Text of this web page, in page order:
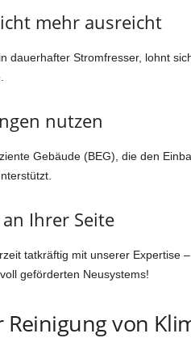
mehr ausreicht
dauerhafter Stromfresser, lohnt
nutzen
Gebäude (BEG), die den
Ihrer Seite
tatkräftig mit unserer
geförderten Neusystems!
Reinigung von